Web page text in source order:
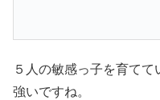
５人の敏感っ子を育て
強いですね。